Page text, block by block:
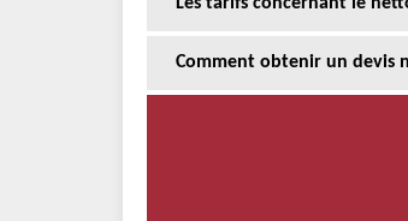
Comment obtenir un devis